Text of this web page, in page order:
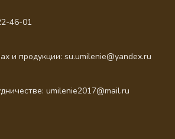
46-01
и продукции: su.umilenie@yandex.ru
umilenie2017@mail.ru